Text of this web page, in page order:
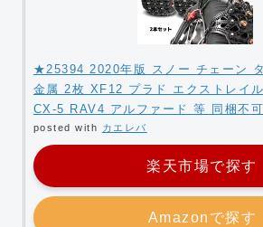
★25394 2020年版 スノー チェーン
金属 2枚 XF12 プラド エクストレイ
CX-5 RAV4 アルファード 等 同梱不可
posted with カエレバ
楽天市場で探す
Amazonで探す